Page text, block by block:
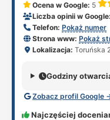
Ocena w Google: 5
Liczba opinii w Google:
Telefon: Pokaż numer
Strona www: Pokaż
Lokalizacja: Toruńska
Godziny
Zobacz profil Google
Najczęściej